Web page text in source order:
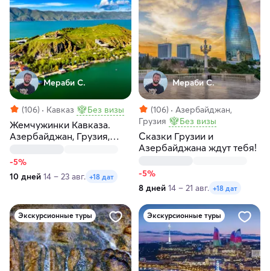
Мераби С.
(106) Кавказ Без визы
Жемчужинки Кавказа.
Азербайджан, Грузия,
-5%
10 дней 14 – 23 авг. +18 дат
Мераби С.
(106)
Азербайджан,
Грузия
Без визы
Сказки Грузии и
Азербайджана ждут тебя!
-5%
8 дней 14 – 21 авг. +18 дат
Экскурсионные туры Экскурсионные туры